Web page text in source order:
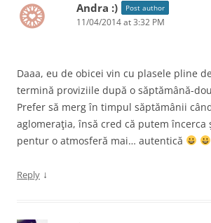
Andra :) Post author
11/04/2014 at 3:32 PM
Daaa, eu de obicei vin cu plasele pline
termină proviziile după o săptămână-
Prefer să merg în timpul săptămânii
aglomeraţia, însă cred că putem încerca
pentur o atmosferă mai… autentică
Reply ↓